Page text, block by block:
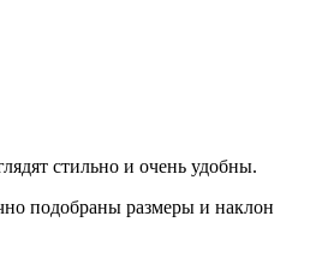
стильно и очень удобны.
подобраны размеры и наклон